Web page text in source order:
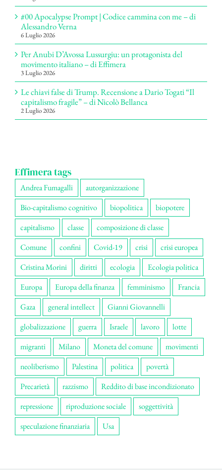
#00 Apocalypse Prompt | Codice cammina con me – di
Alessandro Verna
6 Luglio 2026
Per Anubi D’Avossa Lussurgiu: un protagonista del
movimento italiano – di Effimera
3 Luglio 2026
Le chiavi false di Trump. Recensione a Dario Togati “Il
capitalismo fragile” – di Nicolò Bellanca
2 Luglio 2026
Effimera tags
Andrea Fumagalli
autorganizzazione
Bio-capitalismo cognitivo
biopolitica
biopotere
capitalismo
classe
composizione di classe
Comune
confini Covid-19 crisi
crisi europea
Cristina Morini
diritti ecologia
Ecologia politica
Europa
Europa della finanza femminismo
Francia
Gaza
general intellect
Gianni Giovannelli
globalizzazione
guerra Israele lavoro
lotte
migranti
Milano Moneta del comune
movimenti
neoliberismo
Palestina politica
povertà
Precarietà
razzismo
Reddito di base incondizionato
repressione
riproduzione sociale
soggettività
speculazione finanziaria
Usa